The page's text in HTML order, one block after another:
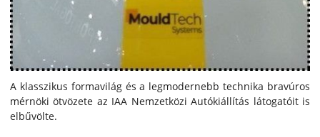
A klasszikus formavilág és a legmodernebb technika bravúros
mérnöki ötvözete az IAA Nemzetközi Autókiállítás látogatóit is
elbűvölte.